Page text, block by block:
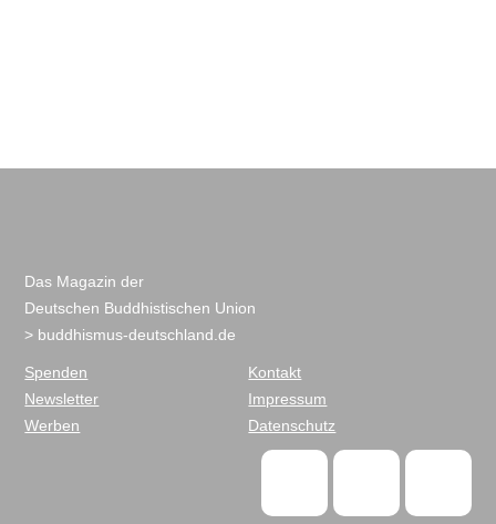
Das Magazin der
Deutschen Buddhistischen Union
> buddhismus-deutschland.de
Spenden
Newsletter
Werben
Kontakt
Impressum
Datenschutz